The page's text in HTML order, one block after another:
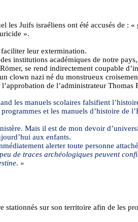
les Juifs israéliens ont été accusés de : «
».
leur extermination.
institutions académiques de notre
se rend indirectement coupable
clown nazi né du monstrueux
de l’administrateur Thomas
les manuels scolaires falsifient
et les manuels d’histoire de
Mais il est de mon devoir
aux enfants.
alerter toute personne
de traces archéologiques peuvent
. »
sur son territoire afin de les